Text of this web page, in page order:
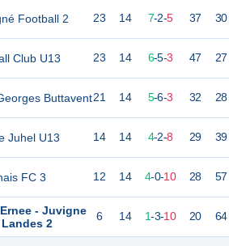
Football 2
Club U13
Buttavent
Juhel U13
FC 3
- Juvigne
2
23 14 7-2-5 37 30
23 14 6-5-3 47 27
21 14 5-6-3 32 28
14 14 4-2-8 29 39
12 14 4-0-10 28 57
6 14 1-3-10 20 64